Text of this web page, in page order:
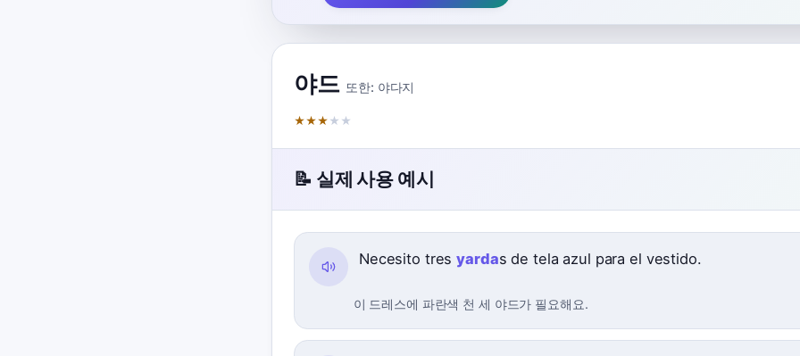
야드 또한: 야다지
★★★ ★ ★
📝 실제 사용 예시
Necesito tresyardas de tela azul para el vestido.
이 드레스에 파란색 천 세 야드가 필요해요.